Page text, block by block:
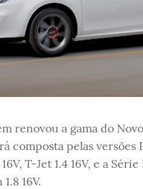
renovou a gama do
composta pelas versões
T-Jet 1.4 16V, e a
16V.